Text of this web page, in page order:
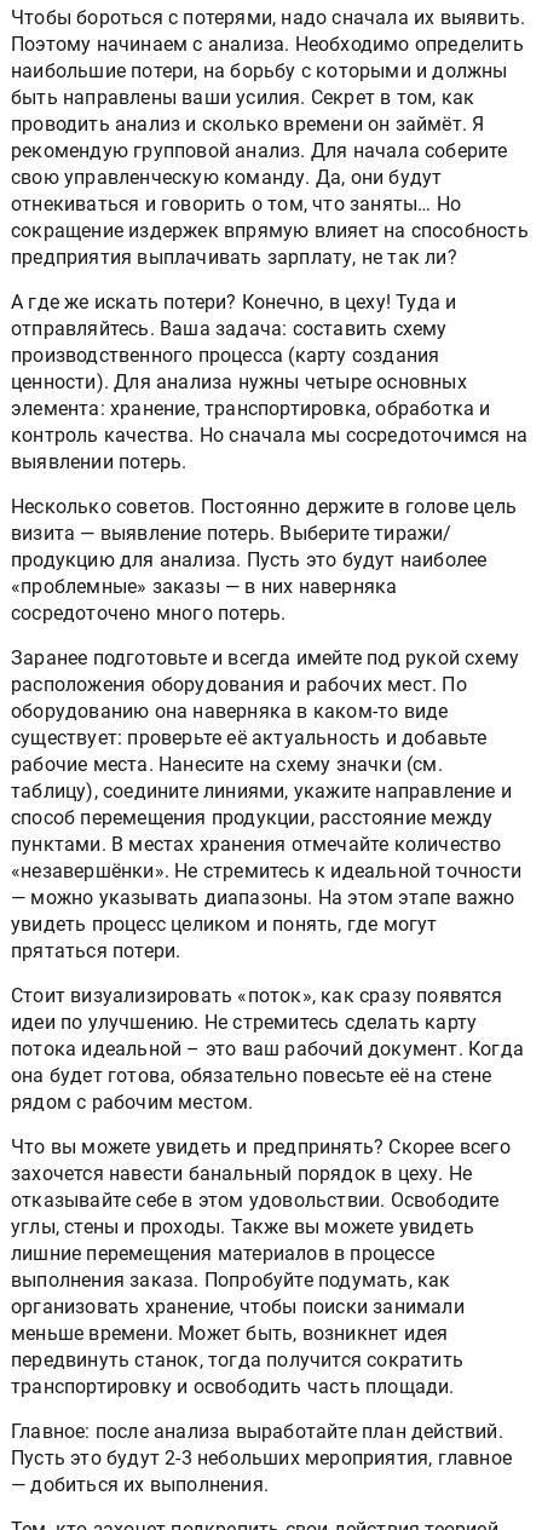
Чтобы бороться с потерями, надо сначала их выявить.
Поэтому начинаем с анализа. Необходимо определить
наибольшие потери, на борьбу с которыми и должны
быть направлены ваши усилия. Секрет в том, как
проводить анализ и сколько времени он займёт. Я
рекомендую групповой анализ. Для начала соберите
свою управленческую команду. Да, они будут
отнекиваться и говорить о том, что заняты… Но
сокращение издержек впрямую влияет на способность
предприятия выплачивать зарплату, не так ли?
А где же искать потери? Конечно, в цеху! Туда и
отправляйтесь. Ваша задача: составить схему
производственного процесса (карту создания
ценности). Для анализа нужны четыре основных
элемента: хранение, транспортировка, обработка и
контроль качества. Но сначала мы сосредоточимся на
выявлении потерь.
Несколько советов. Постоянно держите в голове цель
визита — выявление потерь. Выберите тиражи/
продукцию для анализа. Пусть это будут наиболее
«проблемные» заказы — в них наверняка
сосредоточено много потерь.
Заранее подготовьте и всегда имейте под рукой схему
расположения оборудования и рабочих мест. По
оборудованию она наверняка в каком-то виде
существует: проверьте её актуальность и добавьте
рабочие места. Нанесите на схему значки (см.
таблицу), соедините линиями, укажите направление и
способ перемещения продукции, расстояние между
пунктами. В местах хранения отмечайте количество
«незавершёнки». Не стремитесь к идеальной точности
— можно указывать диапазоны. На этом этапе важно
увидеть процесс целиком и понять, где могут
прятаться потери.
Стоит визуализировать «поток», как сразу появятся
идеи по улучшению. Не стремитесь сделать карту
потока идеальной – это ваш рабочий документ. Когда
она будет готова, обязательно повесьте её на стене
рядом с рабочим местом.
Что вы можете увидеть и предпринять? Скорее всего
захочется навести банальный порядок в цеху. Не
отказывайте себе в этом удовольствии. Освободите
углы, стены и проходы. Также вы можете увидеть
лишние перемещения материалов в процессе
выполнения заказа. Попробуйте подумать, как
организовать хранение, чтобы поиски занимали
меньше времени. Может быть, возникнет идея
передвинуть станок, тогда получится сократить
транспортировку и освободить часть площади.
Главное: после анализа выработайте план действий.
Пусть это будут 2-3 небольших мероприятия, главное
— добиться их выполнения.